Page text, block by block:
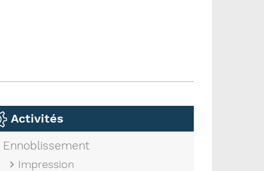
Activités
Ennoblissement
Impression